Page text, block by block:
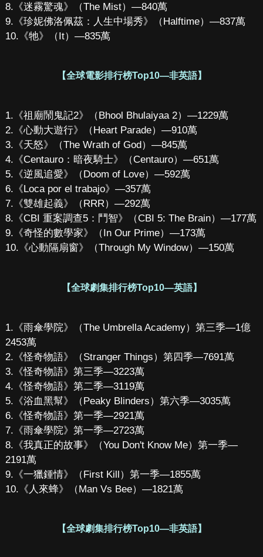
8.《迷霧驚魂》（The Mist）—840萬
9.《珍妮佛洛佩茲：人生中場秀》（Halftime）—837萬
10.《牠》（It）—835萬
【全球電影排行榜Top10—非英語】
1.《祖廟鬧鬼記2》（Bhool Bhulaiyaa 2）—1229萬
2.《心動大遊行》（Heart Parade）—910萬
3.《天怒》（The Wrath of God）—845萬
4.《Centauro：暗夜騎士》（Centauro）—651萬
5.《逆風追愛》（Doom of Love）—592萬
6.《Loca por el trabajo》—357萬
7.《雙雄起義》（RRR）—292萬
8.《CBI 重案調查5：鬥智》（CBI 5: The Brain）—177萬
9.《奇怪的數學家》（In Our Prime）—173萬
10.《心動隔扇窗》（Through My Window）—150萬
【全球劇集排行榜Top10—英語】
1.《雨傘學院》（The Umbrella Academy）第三季—1億
2453萬
2.《怪奇物語》（Stranger Things）第四季—7691萬
3.《怪奇物語》第三季—3223萬
4.《怪奇物語》第二季—3119萬
5.《浴血黑幫》（Peaky Blinders）第六季—3035萬
6.《怪奇物語》第一季—2921萬
7.《雨傘學院》第一季—2723萬
8.《我真正的故事》（You Don't Know Me）第一季—
2191萬
9.《一獵鍾情》（First Kill）第一季—1855萬
10.《人來蜂》（Man Vs Bee）—1821萬
【全球劇集排行榜Top10—非英語】